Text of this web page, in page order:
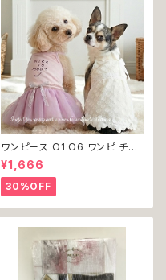
ワンピース O1 O6 ワンピ チュ
ール レース 花 フラワー 女の子
犬 犬服 小型 猫 服 洋服 ペット
dog ドッグウェア おしゃれ かわ
いい 返品交換不可
¥1,666
30%OFF